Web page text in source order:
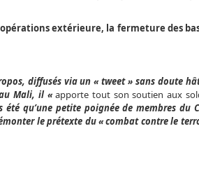
extérieure, la fermeture des
diffusés via un « tweet » sans doute
Mali, il « apporte tout son soutien aux
été qu’une petite poignée de membres du
le prétexte du « combat contre le